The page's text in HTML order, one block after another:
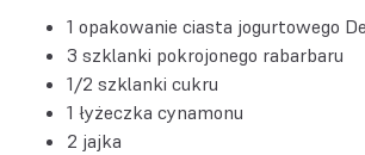
1 opakowanie ciasta jogurtowego
3 szklanki pokrojonego rabarbaru
1/2 szklanki cukru
1 łyżeczka cynamonu
2 jajka